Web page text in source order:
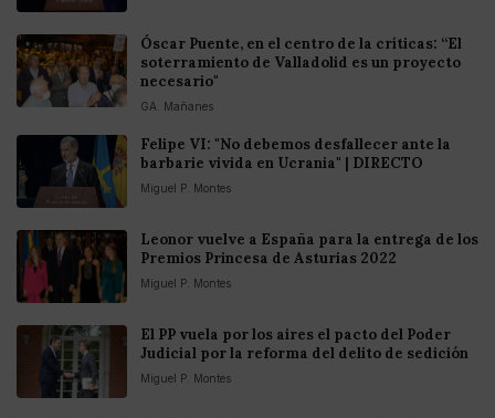
Óscar Puente, en el centro de la críticas: “El
soterramiento de Valladolid es un proyecto
necesario"
GA. Mañanes
Felipe VI: "No debemos desfallecer ante la
barbarie vivida en Ucrania" | DIRECTO
Miguel P. Montes
Leonor vuelve a España para la entrega de los
Premios Princesa de Asturias 2022
Miguel P. Montes
El PP vuela por los aires el pacto del Poder
Judicial por la reforma del delito de sedición
Miguel P. Montes